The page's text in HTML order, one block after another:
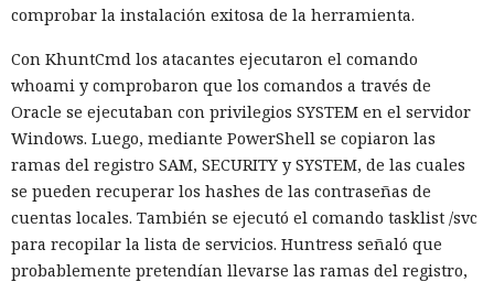
Las conversaciones sobre la pérdida de popularidad de
Next.js en favor de los frameworks Remix, Astro y Gatsby
aún no se confirman en los datos: según el director general
de Vercel, Guillermo Rauch, este año el número de
descargas del framework superó los mil millones — casi el
doble del año pasado, que fue de alrededor de 520 millones.
comprobar la instalación exitosa de la herramienta.
Con KhuntCmd los atacantes ejecutaron el comando
whoami y comprobaron que los comandos a través de
Oracle se ejecutaban con privilegios SYSTEM en el servidor
Windows. Luego, mediante PowerShell se copiaron las
ramas del registro SAM, SECURITY y SYSTEM, de las cuales
se pueden recuperar los hashes de las contraseñas de
cuentas locales. También se ejecutó el comando tasklist /svc
para recopilar la lista de servicios. Huntress señaló que
probablemente pretendían llevarse las ramas del registro,